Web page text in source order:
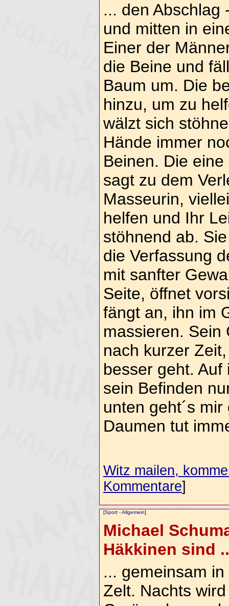
... den Abschlag
und mitten in
Einer der
die Beine und
Baum um. Die
hinzu, um zu
wälzt sich
Hände immer
Beinen. Die
sagt zu dem
Masseurin,
helfen und Ihr
stöhnend ab.
die Verfassung
mit sanfter
Seite, öffnet
fängt an, ihn im
massieren. Sein
nach kurzer
besser geht.
sein Befinden
unten geht´s
Daumen tut
Witz mailen,
Kommentare]
[Sport-Allgemein]
Michael
Häkkinen sind
... gemeinsam
Zelt. Nachts